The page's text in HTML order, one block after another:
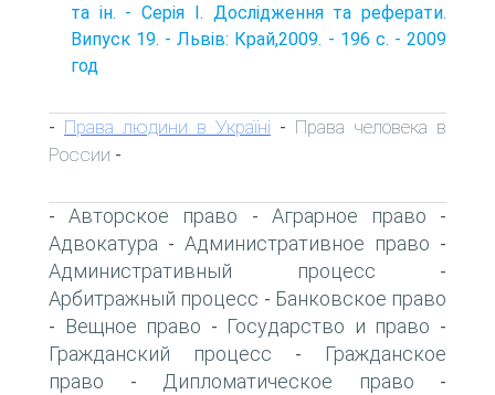
та ін. - Серія І. Дослідження та реферати.
Випуск 19. - Львів: Край,2009. - 196 с. - 2009
год
- Права людини в Україні - Права человека в
России -
-Авторское право - Аграрное право -
Адвокатура - Административное право -
Административный процесс -
Арбитражный процесс - Банковское право
- Вещное право - Государство и право -
Гражданский процесс -
Гражданское
право - Дипломатическое право -